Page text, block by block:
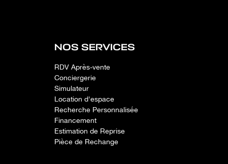
NOS SERVICES
RDV Après-vente
Conciergerie
Simulateur
Location d'espace
Recherche Personnalisée
Financement
Estimation de Reprise
Pièce de Rechange